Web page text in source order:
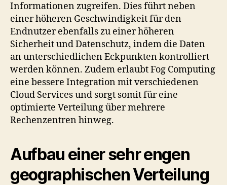
Informationen zugreifen. Dies führt neben
einer höheren Geschwindigkeit für den
Endnutzer ebenfalls zu einer höheren
Sicherheit und Datenschutz, indem die Daten
an unterschiedlichen Eckpunkten kontrolliert
werden können. Zudem erlaubt Fog Computing
eine bessere Integration mit verschiedenen
Cloud Services und sorgt somit für eine
optimierte Verteilung über mehrere
Rechenzentren hinweg.
Aufbau einer sehr engen
geographischen Verteilung